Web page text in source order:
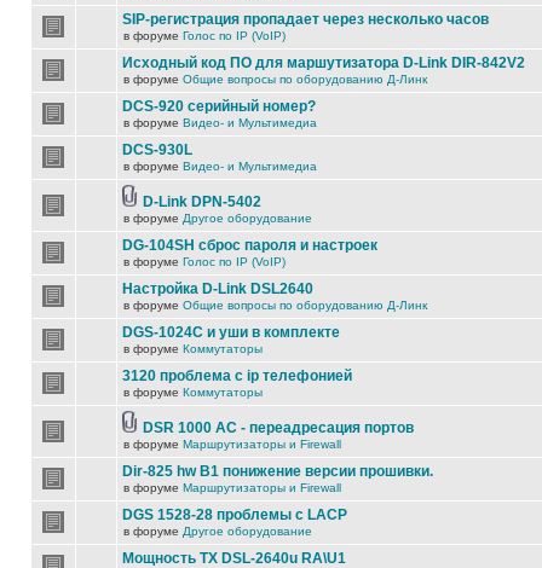
SIP-регистрация пропадает через несколько часов
в форуме Голос по IP (VoIP)
Исходный код ПО для маршутизатора D-Link DIR-842V2
в форуме Общие вопросы по оборудованию Д-Линк
DCS-920 серийный номер?
в форуме Видео- и Мультимедиа
DCS-930L
в форуме Видео- и Мультимедиа
D-Link DPN-5402
в форуме Другое оборудование
DG-104SH сброс пароля и настроек
в форуме Голос по IP (VoIP)
Настройка D-Link DSL2640
в форуме Общие вопросы по оборудованию Д-Линк
DGS-1024C и уши в комплекте
в форуме Коммутаторы
3120 проблема с ip телефонией
в форуме Коммутаторы
DSR 1000 AC - переадресация портов
в форуме Маршрутизаторы и Firewall
Dir-825 hw B1 понижение версии прошивки.
в форуме Маршрутизаторы и Firewall
DGS 1528-28 проблемы с LACP
в форуме Другое оборудование
Мощность TX DSL-2640u RA\U1